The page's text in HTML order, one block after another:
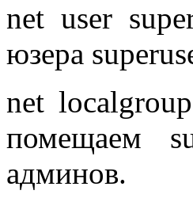
net user
юзера
net
помещаем
админов.